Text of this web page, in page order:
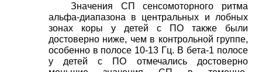
Значения СП сенсомоторного ритма
альфа-диапазона в центральных и лобных
зонах коры у детей с ПО также были
достоверно ниже, чем в контрольной группе,
особенно в полосе 10-13 Гц. В бета-1 полосе
у детей с ПО отмечались достоверно